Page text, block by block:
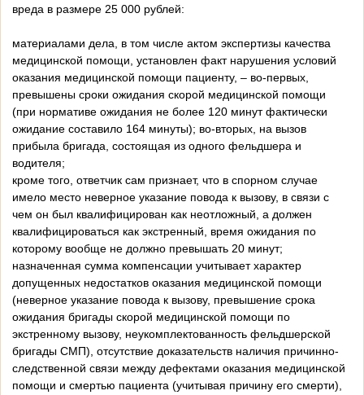
вреда в размере 25 000 рублей:
материалами дела, в том числе актом экспертизы качества
медицинской помощи, установлен факт нарушения условий
оказания медицинской помощи пациенту, – во-первых,
превышены сроки ожидания скорой медицинской помощи
(при нормативе ожидания не более 120 минут фактически
ожидание составило 164 минуты); во-вторых, на вызов
прибыла бригада, состоящая из одного фельдшера и
водителя;
кроме того, ответчик сам признает, что в спорном случае
имело место неверное указание повода к вызову, в связи с
чем он был квалифицирован как неотложный, а должен
квалифицироваться как экстренный, время ожидания по
которому вообще не должно превышать 20 минут;
назначенная сумма компенсации учитывает характер
допущенных недостатков оказания медицинской помощи
(неверное указание повода к вызову, превышение срока
ожидания бригады скорой медицинской помощи по
экстренному вызову, неукомплектованность фельдшерской
бригады СМП), отсутствие доказательств наличия причинно-
следственной связи между дефектами оказания медицинской
помощи и смертью пациента (учитывая причину его смерти),